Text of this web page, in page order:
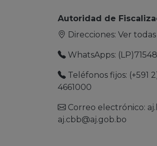
Autoridad de
Direcciones: Ver
WhatsApps:
Teléfonos fijos: (+591
4661000
Correo electrónico:
aj.cbb@aj.gob.bo